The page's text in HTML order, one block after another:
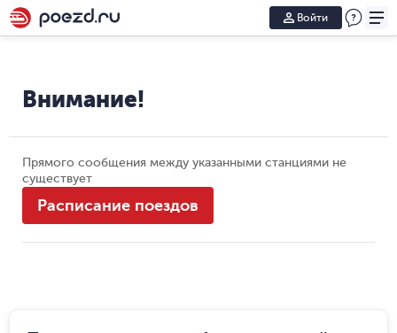
Войти
Внимание!
Прямого сообщения между указанными станциями не
существует
Расписание поездов